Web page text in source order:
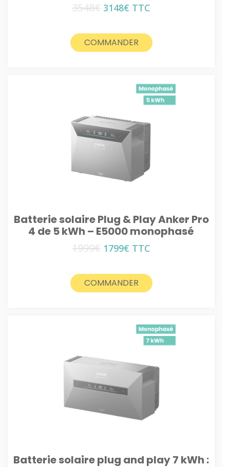
3548€ Le
était :
3548€.
3148€ Le
est :
3148€.
TTC
COMMANDER
Batterie solaire Plug & Play Anker Pro
4 de 5 kWh – E5000 monophasé
1999€ Le
était :
1999€.
1799€ Le
est :
1799€.
TTC
COMMANDER
Batterie solaire plug and play 7 kWh :